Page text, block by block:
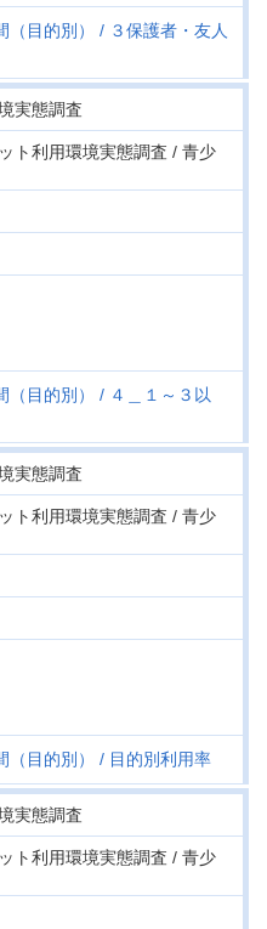
目的別）
３保護者・友人
実態調査
ト利用環境実態調査 / 青少
目的別）
４＿１～３以
実態調査
ト利用環境実態調査 / 青少
目的別） 目的別利用率
実態調査
ト利用環境実態調査 / 青少